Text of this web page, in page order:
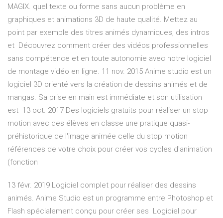
MAGIX. quel texte ou forme sans aucun problème en
graphiques et animations 3D de haute qualité. Mettez au
point par exemple des titres animés dynamiques, des intros
et Découvrez comment créer des vidéos professionnelles
sans compétence et en toute autonomie avec notre logiciel
de montage vidéo en ligne. 11 nov. 2015 Anime studio est un
logiciel 3D orienté vers la création de dessins animés et de
mangas. Sa prise en main est immédiate et son utilisation
est 13 oct. 2017 Des logiciels gratuits pour réaliser un stop
motion avec des élèves en classe une pratique quasi-
préhistorique de l'image animée celle du stop motion
références de votre choix pour créer vos cycles d'animation
(fonction
13 févr. 2019 Logiciel complet pour réaliser des dessins
animés. Anime Studio est un programme entre Photoshop et
Flash spécialement conçu pour créer ses Logiciel pour